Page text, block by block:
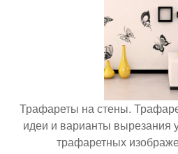
Трафареты на стены.
идеи и варианты вырезания
трафаретных